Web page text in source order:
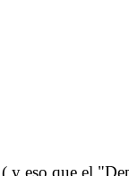
eso que el